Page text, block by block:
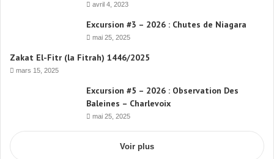
avril 4, 2023
Excursion #3 – 2026 : Chutes de Niagara
mai 25, 2025
Zakat El-Fitr (la Fitrah) 1446/2025
mars 15, 2025
Excursion #5 – 2026 : Observation Des
Baleines – Charlevoix
mai 25, 2025
Voir plus